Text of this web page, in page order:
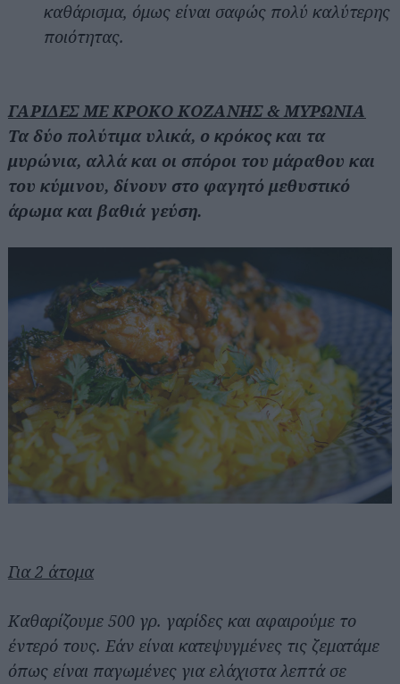
καθάρισμα, όμως είναι σαφώς πολύ καλύτερης
ποιότητας.
ΓΑΡΙΔΕΣ ΜΕ ΚΡΟΚΟ ΚΟΖΑΝΗΣ & ΜΥΡΩΝΙΑ
Τα δύο πολύτιμα υλικά, ο κρόκος και τα
μυρώνια, αλλά και οι σπόροι του μάραθου και
του κύμινου, δίνουν στο φαγητό μεθυστικό
άρωμα και βαθιά γεύση.
Για 2 άτομα
Καθαρίζουμε 500 γρ. γαρίδες και αφαιρούμε το
έντερό τους. Εάν είναι κατεψυγμένες τις ζεματάμε
όπως είναι παγωμένες για ελάχιστα λεπτά σε